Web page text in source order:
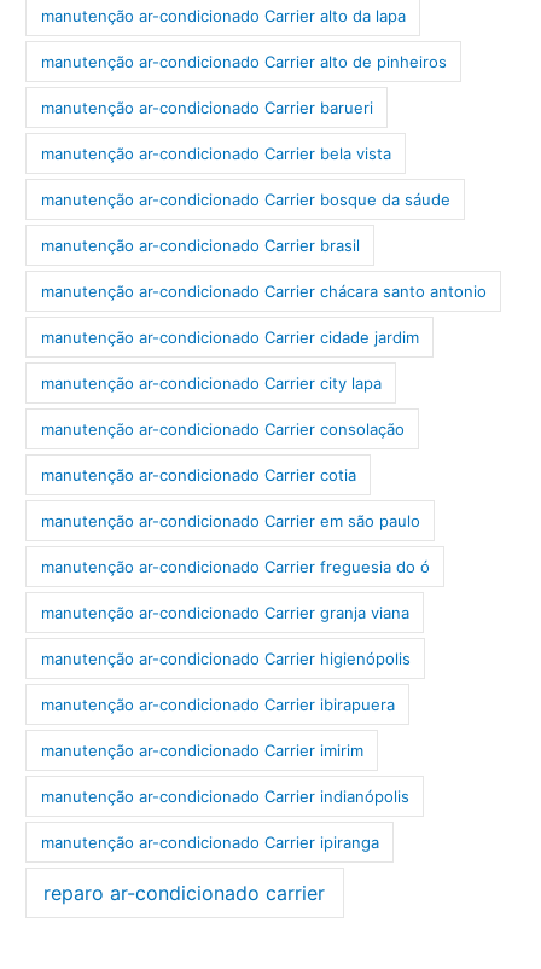
manutenção ar-condicionado Carrier alto da lapa
manutenção ar-condicionado Carrier alto de pinheiros
manutenção ar-condicionado Carrier barueri
manutenção ar-condicionado Carrier bela vista
manutenção ar-condicionado Carrier bosque da sáude
manutenção ar-condicionado Carrier brasil
manutenção ar-condicionado Carrier chácara santo antonio
manutenção ar-condicionado Carrier cidade jardim
manutenção ar-condicionado Carrier city lapa
manutenção ar-condicionado Carrier consolação
manutenção ar-condicionado Carrier cotia
manutenção ar-condicionado Carrier em são paulo
manutenção ar-condicionado Carrier freguesia do ó
manutenção ar-condicionado Carrier granja viana
manutenção ar-condicionado Carrier higienópolis
manutenção ar-condicionado Carrier ibirapuera
manutenção ar-condicionado Carrier imirim
manutenção ar-condicionado Carrier indianópolis
manutenção ar-condicionado Carrier ipiranga
reparo ar-condicionado carrier